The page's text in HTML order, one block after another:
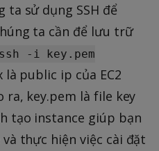
sử dụng SSH để
ta cần để lưu trữ
ssh -i key.pem
là public ip của EC2
ra, key.pem là file key
tạo instance giúp bạn
thực hiện việc cài đặt